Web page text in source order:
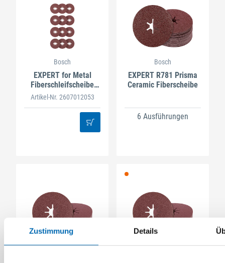
Zustimmung Details
Bosch
EXPERT for Metal
Fiberschleifscheibe
R444 125mm X-LOCK
Artikel-Nr. 2607012053
Bosch
EXPERT R781 Prisma
Ceramic Fiberscheibe
6 Ausführungen
Bosch Bosch